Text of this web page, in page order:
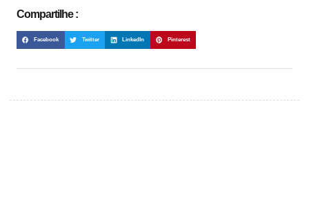
Compartilhe :
Facebook Twitter LinkedIn Pinterest